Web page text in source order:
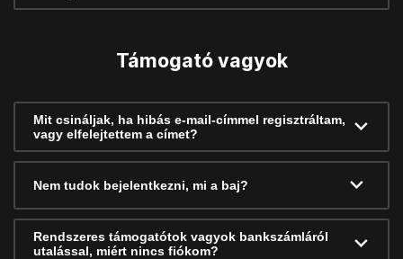
Támogató vagyok
Mit csináljak, ha hibás e-mail-címmel regisztráltam,
vagy elfelejtettem a címet?
Nem tudok bejelentkezni, mi a baj?
Rendszeres támogatótok vagyok bankszámláról
utalással, miért nincs fiókom?